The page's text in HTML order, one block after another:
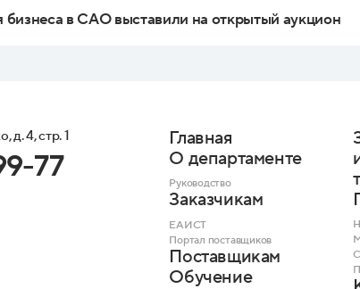
в САО выставили на открытый аукцион
д. 4, стр. 1
77
Главная
О департаменте
Руководство
Заказчикам
ЕАИСТ
Портал поставщиков
Поставщикам
Обучение